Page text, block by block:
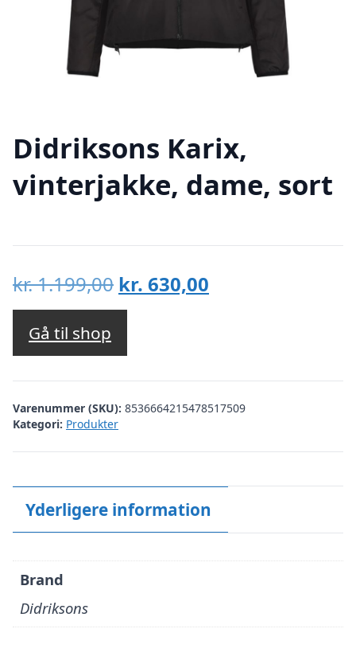
Didriksons Karix,
vinterjakke, dame, sort
kr.1.199,00 Den
oprindelige
var:
kr. 1.199,00.
kr. 630,00
kr. 630,00.
Gå til shop
Varenummer (SKU): 8536664215478517509
Kategori: Produkter
Yderligere information
Brand
Didriksons